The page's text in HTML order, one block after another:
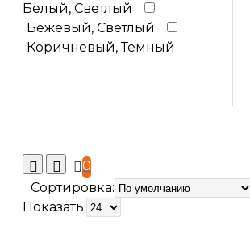
Белый, Светлый
Бежевый, Светлый
Коричневый, Темный
0
Сортировка:
Показать: